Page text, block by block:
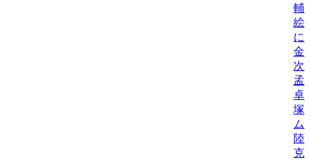
輔/
絵
に
金
次/
孟
卓
塚
ム
陸
克